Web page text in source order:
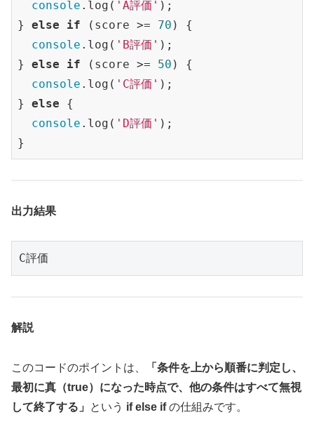
console .log( 'A評価' );
} else if (score >= 70 ) {
console .log( 'B評価' );
} else if (score >= 50 ) {
console .log( 'C評価' );
} else {
console .log( 'D評価' );
}
出力結果
C評価
解説
このコードのポイントは、
「条件を上から順番に判定し、
最初に真（true）になった時点で、他の条件はすべて無視
して終了する」
という if else ifの仕組みです。